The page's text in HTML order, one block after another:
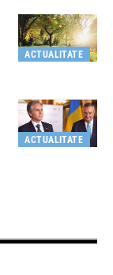
ACTUALITATE
ACTUALITATE